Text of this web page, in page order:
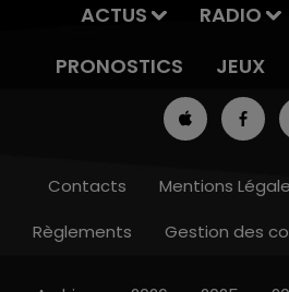
13h00 - 16h00
ACTUS RADIO
PRONOSTICS
JEUX
Contacts Mentions
Règlements
Gestion des